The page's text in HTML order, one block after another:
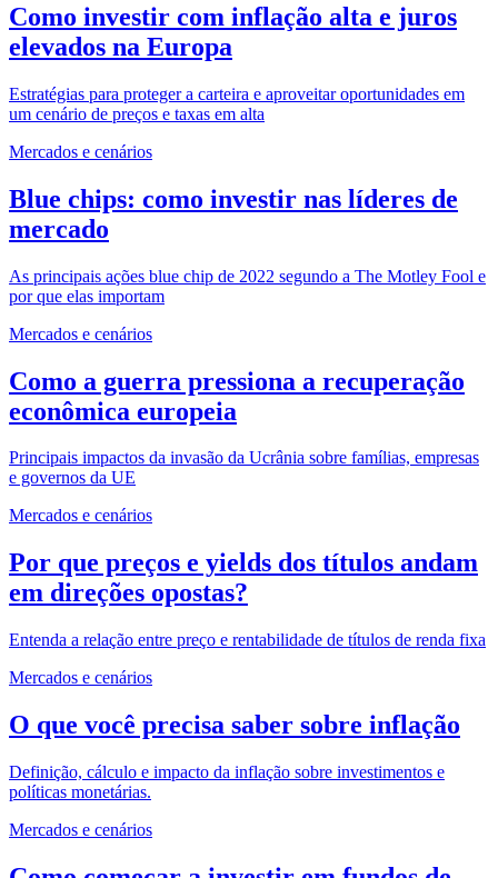
Como investir com inflação alta e juros
elevados na Europa
Estratégias para proteger a carteira e aproveitar oportunidades em
um cenário de preços e taxas em alta
Mercados e cenários
Blue chips: como investir nas líderes de
mercado
As principais ações blue chip de 2022 segundo a The Motley Fool e
por que elas importam
Mercados e cenários
Como a guerra pressiona a recuperação
econômica europeia
Principais impactos da invasão da Ucrânia sobre famílias, empresas
e governos da UE
Mercados e cenários
Por que preços e yields dos títulos andam
em direções opostas?
Entenda a relação entre preço e rentabilidade de títulos de renda fixa
Mercados e cenários
O que você precisa saber sobre inflação
Definição, cálculo e impacto da inflação sobre investimentos e
políticas monetárias.
Mercados e cenários